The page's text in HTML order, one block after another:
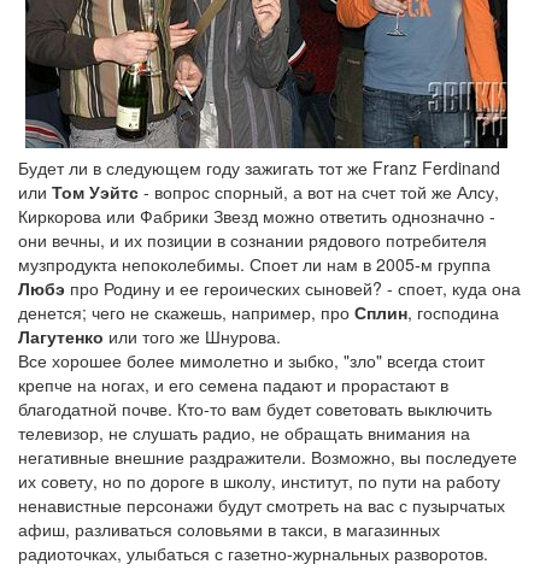
Будет ли в следующем году зажигать тот же Franz Ferdinand
или Том Уэйтс - вопрос спорный, а вот на счет той же Алсу,
Киркорова или Фабрики Звезд можно ответить однозначно -
они вечны, и их позиции в сознании рядового потребителя
музпродукта непоколебимы. Споет ли нам в 2005-м группа
Любэ про Родину и ее героических сыновей? - споет, куда она
денется; чего не скажешь, например, про Сплин, господина
Лагутенко или того же Шнурова.
Все хорошее более мимолетно и зыбко, "зло" всегда стоит
крепче на ногах, и его семена падают и прорастают в
благодатной почве. Кто-то вам будет советовать выключить
телевизор, не слушать радио, не обращать внимания на
негативные внешние раздражители. Возможно, вы последуете
их совету, но по дороге в школу, институт, по пути на работу
ненавистные персонажи будут смотреть на вас с пузырчатых
афиш, разливаться соловьями в такси, в магазинных
радиоточках, улыбаться с газетно-журнальных разворотов.